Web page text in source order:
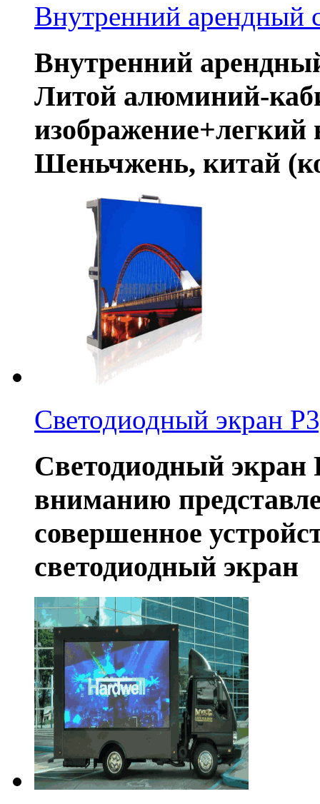
Внутренний арендный
Внутренний
Литой алюминий-
изображение+легкий
Шеньчжень, китай
Светодиодный экран
Светодиодный
вниманию
совершенное
светодиодный экран